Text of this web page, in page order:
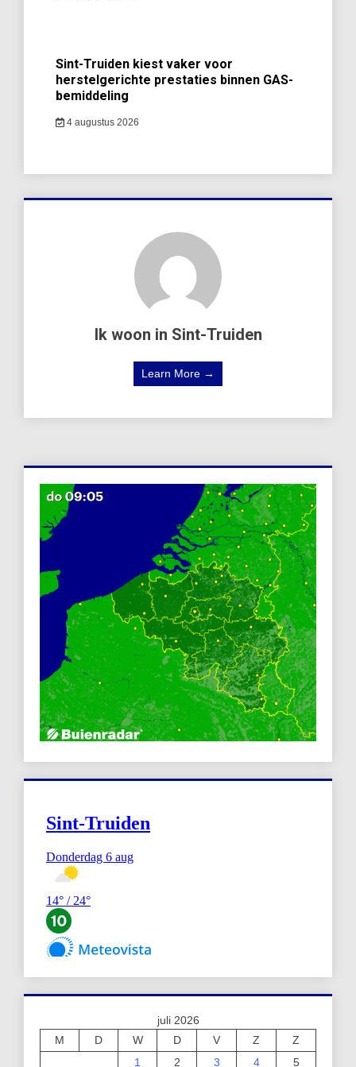
Sint-Truiden kiest vaker voor
herstelgerichte prestaties binnen GAS-
bemiddeling
4 augustus 2026
Ik woon in Sint-Truiden
Learn More →
juli 2026
M
D W D V Z
Z
1
2 3 4
5